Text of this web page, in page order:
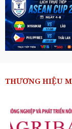
THƯƠNG HIỆU